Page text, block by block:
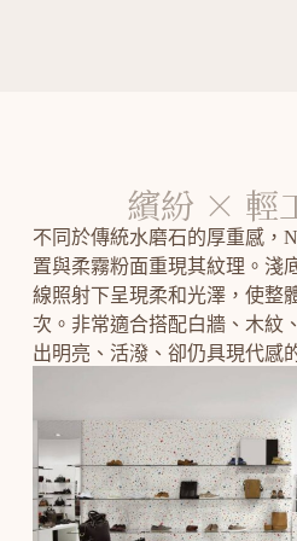
繽紛 × 輕
不同於傳統水磨石的厚重感，
置與柔霧粉面重現其紋理。淺
線照射下呈現柔和光澤，使整
次。非常適合搭配白牆、木紋
出明亮、活潑、卻仍具現代感